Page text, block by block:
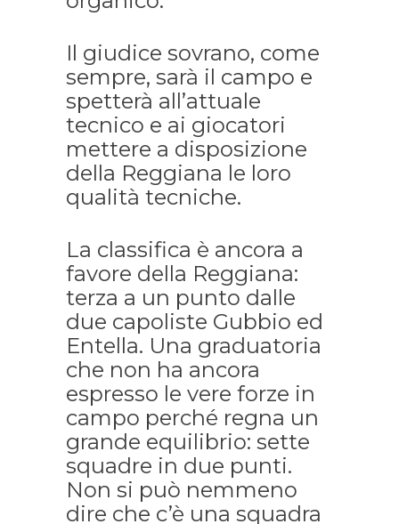
Il giudice sovrano, come
sempre, sarà il campo e
spetterà all’attuale
tecnico e ai giocatori
mettere a disposizione
della Reggiana le loro
qualità tecniche.
La classifica è ancora a
favore della Reggiana:
terza a un punto dalle
due capoliste Gubbio ed
Entella. Una graduatoria
che non ha ancora
espresso le vere forze in
campo perché regna un
grande equilibrio: sette
squadre in due punti.
Non si può nemmeno
dire che c’è una squadra